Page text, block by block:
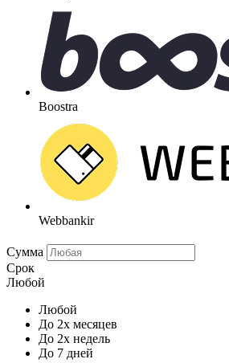
Boostra
Webbankir
Сумма
Срок
Любой
Любой
До 2х месяцев
До 2х недель
До 7 дней